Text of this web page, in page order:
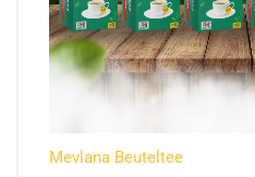
Mevlana Beuteltee